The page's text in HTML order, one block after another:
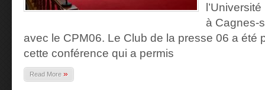
à Cagnes-
avec le CPM06. Le Club de la presse 06 a été
cette conférence qui a permis
Read More »